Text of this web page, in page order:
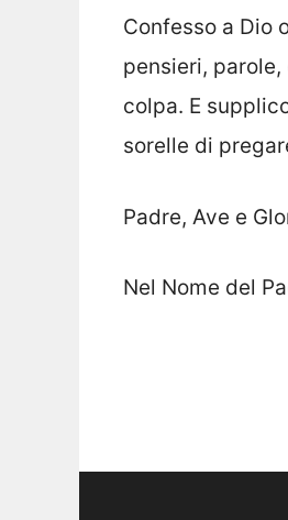
Confesso a Dio
pensieri,
colpa. E
sorelle di
Padre, Ave e
Nel Nome del